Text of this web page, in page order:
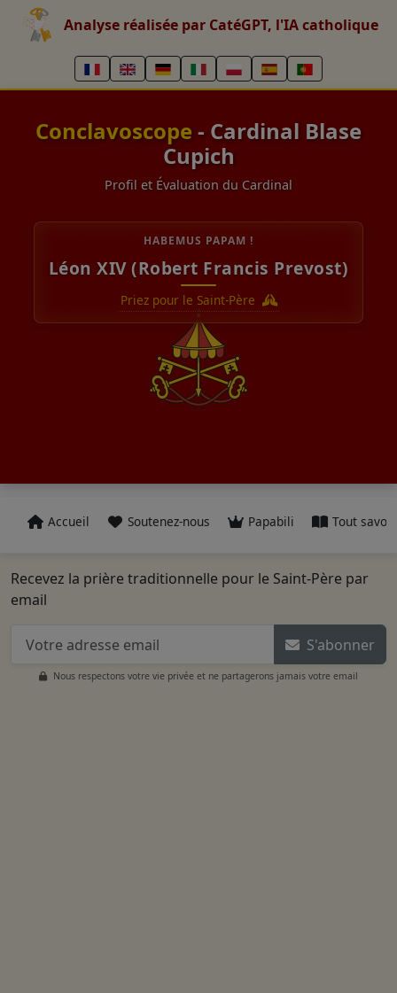
Analyse réalisée par CatéGPT, l'IA catholique
Conclavoscope - Cardinal Blase
Cupich
Profil et Évaluation du Cardinal
HABEMUS PAPAM !
Léon XIV (Robert Francis Prevost)
Priez pour le Saint-Père
Accueil Soutenez-nous Papabili Tout savoir
Recevez la prière traditionnelle pour le Saint-Père par
email
S'abonner
Nous respectons votre vie privée et ne partagerons jamais votre email